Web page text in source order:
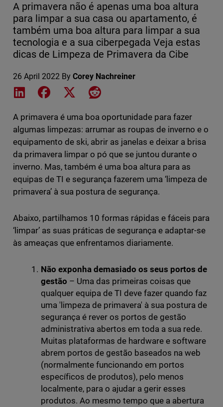
A primavera não é apenas uma boa altura
para limpar a sua casa ou apartamento, é
também uma boa altura para limpar a sua
tecnologia e a sua ciberpegada Veja estas
dicas de Limpeza de Primavera da Cibe
26 April 2022 By Corey Nachreiner
Share on LinkedIn
Share on Facebook
Share on XShare on Reddit
A primavera é uma boa oportunidade para fazer
algumas limpezas: arrumar as roupas de inverno e o
equipamento de ski, abrir as janelas e deixar a brisa
da primavera limpar o pó que se juntou durante o
inverno. Mas, também é uma boa altura para as
equipas de TI e segurança fazerem uma ‘limpeza de
primavera’ à sua postura de segurança.
Abaixo, partilhamos 10 formas rápidas e fáceis para
‘limpar’ as suas práticas de segurança e adaptar-se
às ameaças que enfrentamos diariamente.
Não exponha demasiado os seus portos de
gestão – Uma das primeiras coisas que
qualquer equipa de TI deve fazer quando faz
uma 'limpeza de primavera' à sua postura de
segurança é rever os portos de gestão
administrativa abertos em toda a sua rede.
Muitas plataformas de hardware e software
abrem portos de gestão baseados na web
(normalmente funcionando em portos
específicos de produtos), pelo menos
localmente, para o ajudar a gerir esses
produtos. Ao mesmo tempo que a abertura